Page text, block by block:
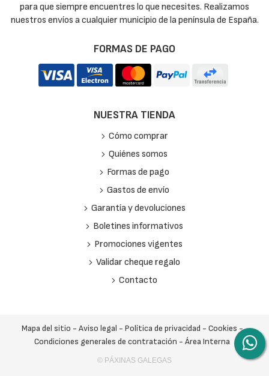
para que siempre encuentres lo que necesites. Realizamos
nuestros envíos a cualquier municipio de la península de España.
FORMAS DE PAGO
NUESTRA TIENDA
Cómo comprar
Quiénes somos
Formas de pago
Gastos de envío
Garantía y devoluciones
Boletines informativos
Promociones vigentes
Validar cheque regalo
Contacto
Mapa del sitio - Aviso legal - Política de privacidad - Cookies -
Condiciones generales de contratación - Área Interna
© PÁXINAS GALEGAS